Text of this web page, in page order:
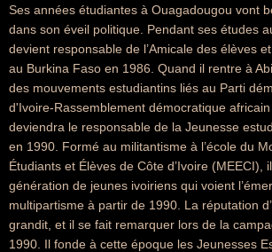
Ses années étudiantes à Ouagadougou vont
dans son éveil politique. Pendant ses études
devient responsable de l’Amicale des élèves
au Burkina Faso en 1986. Quand il rentre à
des mouvements estudiantins liés au Parti
d'Ivoire-Rassemblement démocratique
deviendra le responsable de la Jeunesse
en 1990. Formé au militantisme à l’école du
Étudiants et Élèves de Côte d’Ivoire (MEECI),
génération de jeunes ivoiriens qui voient
multipartisme à partir de 1990. La réputation
grandit, et il se fait remarquer lors de la
1990. Il fonde à cette époque les Jeunesses